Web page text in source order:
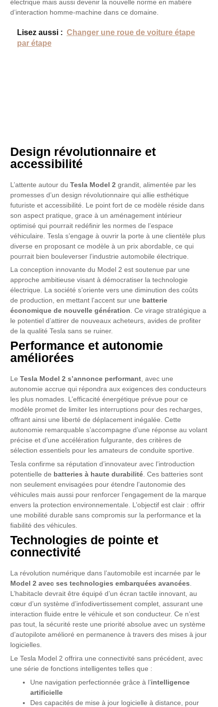
électrique mais aussi devenir la nouvelle norme en matière
d’interaction homme-machine dans ce domaine.
Lisez aussi : Changer une roue de voiture étape
par étape
Design révolutionnaire et
accessibilité
L’attente autour duTesla Model 2 grandit, alimentée par les
promesses d’un design révolutionnaire qui allie esthétique
futuriste et accessibilité. Le point fort de ce modèle réside dans
son aspect pratique, grace à un aménagement intérieur
optimisé qui pourrait redéfinir les normes de l’espace
véhiculaire. Tesla s’engage à ouvrir la porte à une clientèle plus
diverse en proposant ce modèle à un prix abordable, ce qui
pourrait bien bouleverser l’industrie automobile électrique.
La conception innovante du Model 2 est soutenue par une
approche ambitieuse visant à démocratiser la technologie
électrique. La société s’oriente vers une diminution des coûts
de production, en mettant l’accent sur une batterie
économique de nouvelle génération. Ce virage stratégique a
le potentiel d’attirer de nouveaux acheteurs, avides de profiter
de la qualité Tesla sans se ruiner.
Performance et autonomie
améliorées
LeTesla Model 2 s’annonce performant, avec une
autonomie accrue qui répondra aux exigences des conducteurs
les plus nomades. L’efficacité énergétique prévue pour ce
modèle promet de limiter les interruptions pour des recharges,
offrant ainsi une liberté de déplacement inégalée. Cette
autonomie remarquable s’accompagne d’une réponse au volant
précise et d’une accélération fulgurante, des critères de
sélection essentiels pour les amateurs de conduite sportive.
Tesla confirme sa réputation d’innovateur avec l’introduction
potentielle de batteries à haute durabilité. Ces batteries sont
non seulement envisagées pour étendre l’autonomie des
véhicules mais aussi pour renforcer l’engagement de la marque
envers la protection environnementale. L’objectif est clair : offrir
une mobilité durable sans compromis sur la performance et la
fiabilité des véhicules.
Technologies de pointe et
connectivité
La révolution numérique dans l’automobile est incarnée par le
Model 2 avec ses technologies embarquées avancées
L’habitacle devrait être équipé d’un écran tactile innovant, au
cœur d’un système d’infodivertissement complet, assurant une
interaction fluide entre le véhicule et son conducteur. Ce n’est
pas tout, la sécurité reste une priorité absolue avec un système
d’autopilote amélioré en permanence à travers des mises à jour
logicielles.
Le Tesla Model 2 offrira une connectivité sans précédent, avec
une série de fonctions intelligentes telles que :
Une navigation perfectionnée grâce à l’intelligence
artificielle
Des capacités de mise à jour logicielle à distance, pour